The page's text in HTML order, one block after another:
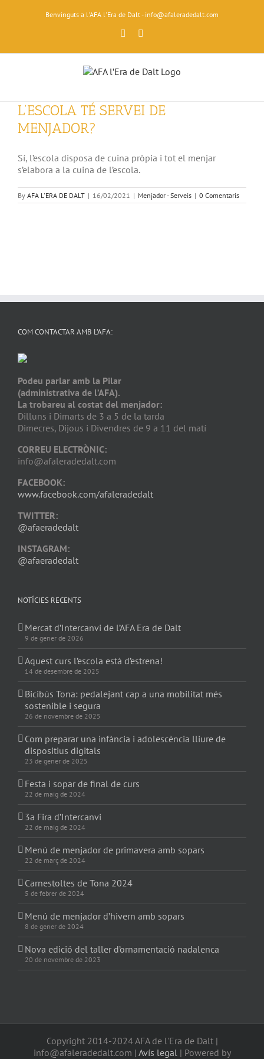
Benvinguts a l'AFA l'Era de Dalt - info@afaleradedalt.com
Facebook
L’ESCOLA TÉ SERVEI DE
MENJADOR?
Sí, l’escola disposa de cuina pròpia i tot el menjar
s’elabora a la cuina de l’escola.
By AFA L'ERA DE DALT | 16/02/2021 | Menjador - Serveis | 0 Comentaris
COM CONTACTAR AMB L’AFA:
Podeu parlar amb la Pilar
(administrativa de l’AFA).
La trobareu al costat del menjador:
Dilluns i Dimarts de 3 a 5 de la tarda
Dimecres, Dijous i Divendres de 9 a 11 del matí
CORREU ELECTRÒNIC:
info@afaleradedalt.com
FACEBOOK:
www.facebook.com/afaleradedalt
TWITTER:
@afaeradedalt
INSTAGRAM:
@afaeradedalt
NOTÍCIES RECENTS
Mercat d’Intercanvi de l’AFA Era de Dalt
9 de gener de 2026
Aquest curs l’escola està d’estrena!
14 de desembre de 2025
Bicibús Tona: pedalejant cap a una mobilitat més
sostenible i segura
26 de novembre de 2025
Com preparar una infància i adolescència lliure de
dispositius digitals
23 de gener de 2025
Festa i sopar de final de curs
22 de maig de 2024
3a Fira d’Intercanvi
22 de maig de 2024
Menú de menjador de primavera amb sopars
22 de març de 2024
Carnestoltes de Tona 2024
5 de febrer de 2024
Menú de menjador d’hivern amb sopars
8 de gener de 2024
Nova edició del taller d’ornamentació nadalenca
20 de novembre de 2023
Copyright 2014-2024 AFA de l'Era de Dalt |
info@afaleradedalt.com | Avís legal| Powered by